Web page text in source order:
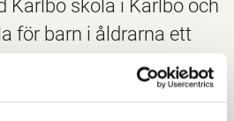
Karlbo skola i Karlbo och
för barn i åldrarna ett